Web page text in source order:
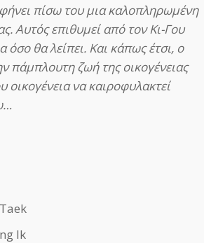
πίσω του μια καλοπληρωμένη
Αυτός επιθυμεί από τον Κι-Γου
όσο θα λείπει. Και κάπως έτσι, ο
πάμπλουτη ζωή της οικογένειας
οικογένεια να καιροφυλακτεί
Ik